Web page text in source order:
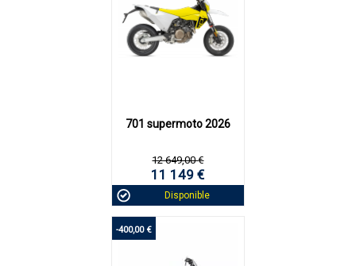
701 supermoto 2026
12 649,00 €
11 149 €
Disponible
-400,00 €